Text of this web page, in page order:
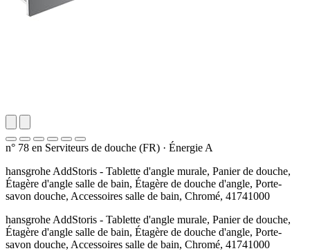
n° 78 en Serviteurs de douche (FR) · Énergie A
hansgrohe AddStoris - Tablette d'angle murale, Panier de douche,
Étagère d'angle salle de bain, Étagère de douche d'angle, Porte-
savon douche, Accessoires salle de bain, Chromé, 41741000
hansgrohe AddStoris - Tablette d'angle murale, Panier de douche,
Étagère d'angle salle de bain, Étagère de douche d'angle, Porte-
savon douche, Accessoires salle de bain, Chromé, 41741000